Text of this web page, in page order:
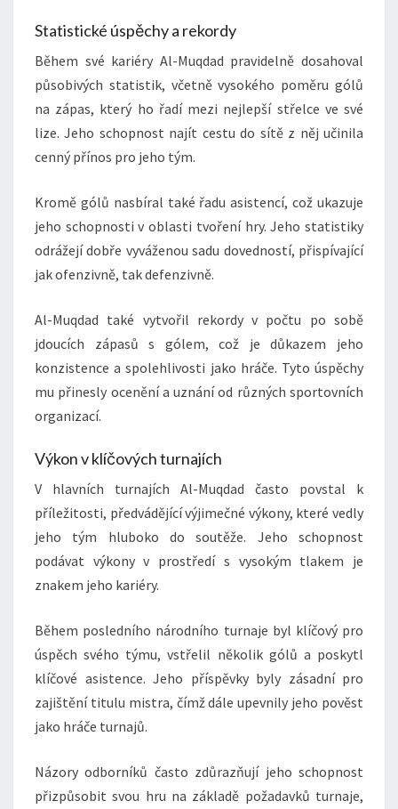
Statistické úspěchy a rekordy
Během své kariéry Al-Muqdad pravidelně dosahoval
působivých statistik, včetně vysokého poměru gólů
na zápas, který ho řadí mezi nejlepší střelce ve své
lize. Jeho schopnost najít cestu do sítě z něj učinila
cenný přínos pro jeho tým.
Kromě gólů nasbíral také řadu asistencí, což ukazuje
jeho schopnosti v oblasti tvoření hry. Jeho statistiky
odrážejí dobře vyváženou sadu dovedností, přispívající
jak ofenzivně, tak defenzivně.
Al-Muqdad také vytvořil rekordy v počtu po sobě
jdoucích zápasů s gólem, což je důkazem jeho
konzistence a spolehlivosti jako hráče. Tyto úspěchy
mu přinesly ocenění a uznání od různých sportovních
organizací.
Výkon v klíčových turnajích
V hlavních turnajích Al-Muqdad často povstal k
příležitosti, předvádějící výjimečné výkony, které vedly
jeho tým hluboko do soutěže. Jeho schopnost
podávat výkony v prostředí s vysokým tlakem je
znakem jeho kariéry.
Během posledního národního turnaje byl klíčový pro
úspěch svého týmu, vstřelil několik gólů a poskytl
klíčové asistence. Jeho příspěvky byly zásadní pro
zajištění titulu mistra, čímž dále upevnily jeho pověst
jako hráče turnajů.
Názory odborníků často zdůrazňují jeho schopnost
přizpůsobit svou hru na základě požadavků turnaje,